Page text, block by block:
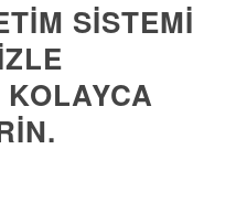
SISTEMI